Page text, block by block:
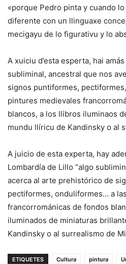
«porque Pedro pinta y cuando
diferente con un llinguaxe
mecigayu de lo figurativu y lo
A xuiciu d’esta esperta, hai
subliminal, ancestral que nos
signos puntiformes,
pintures medievales
blancos, a los llibros iluminaos
mundu llíricu de Kandinsky o al
A juicio de esta experta, hay
Lombardía de Lillo “algo
acerca al arte prehistórico de
pectiformes, onduliformes… a
francorrománicas de fondos
iluminados de miniaturas
Kandinsky o al surrealismo de
ETIQUETES Cultura pintura